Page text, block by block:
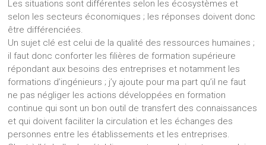
Les situations sont différentes selon les écosystèmes et
selon les secteurs économiques ; les réponses doivent donc
être différenciées.
Un sujet clé est celui de la qualité des ressources humaines ;
il faut donc conforter les filières de formation supérieure
répondant aux besoins des entreprises et notamment les
formations d’ingénieurs ; j’y ajoute pour ma part qu’il ne faut
ne pas négliger les actions développées en formation
continue qui sont un bon outil de transfert des connaissances
et qui doivent faciliter la circulation et les échanges des
personnes entre les établissements et les entreprises.